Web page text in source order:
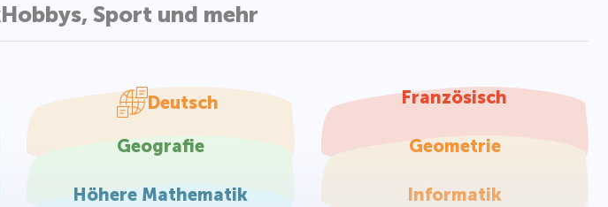
Hobbys, Sport und mehr
Deutsch Französisch
Geografie Geometrie
Höhere Mathematik Informatik